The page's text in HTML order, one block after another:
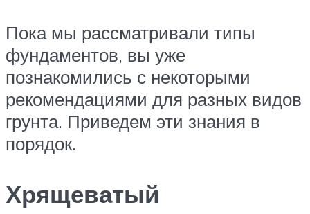
Пока мы рассматривали типы
фундаментов, вы уже
познакомились с некоторыми
рекомендациями для разных видов
грунта. Приведем эти знания в
порядок.
Хрящеватый